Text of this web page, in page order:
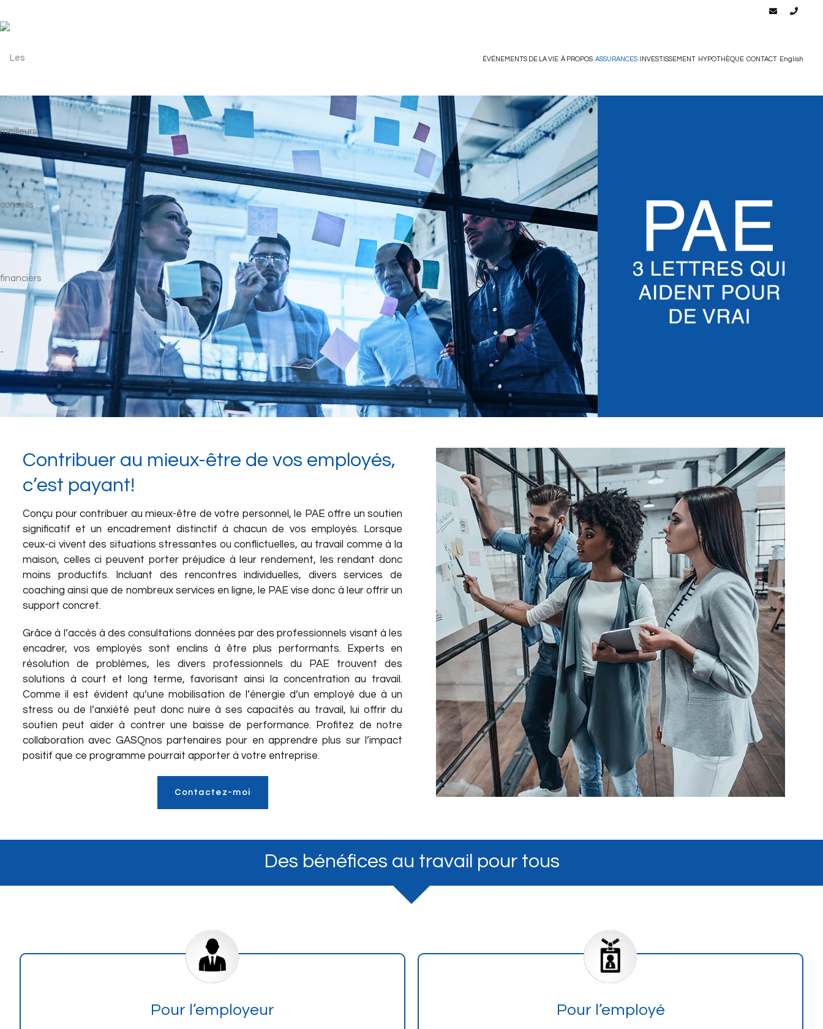
ÉVÉNEMENTS DE LA VIE À PROPOS ASSURANCES INVESTISSEMENT HYPOTHÈQUE CONTACT English
Contribuer au mieux-être de vos employés,
c’est payant!
Conçu pour contribuer au mieux-être de votre personnel, le PAE offre un soutien
significatif et un encadrement distinctif à chacun de vos employés. Lorsque
ceux-ci vivent des situations stressantes ou conflictuelles, au travail comme à la
maison, celles ci peuvent porter préjudice à leur rendement, les rendant donc
moins productifs. Incluant des rencontres individuelles, divers services de
coaching ainsi que de nombreux services en ligne, le PAE vise donc à leur offrir un
support concret.
Grâce à l’accès à des consultations données par des professionnels visant à les
encadrer, vos employés sont enclins à être plus performants. Experts en
résolution de problèmes, les divers professionnels du PAE trouvent des
solutions à court et long terme, favorisant ainsi la concentration au travail.
Comme il est évident qu’une mobilisation de l’énergie d’un employé due à un
stress ou de l’anxiété peut donc nuire à ses capacités au travail, lui offrir du
soutien peut aider à contrer une baisse de performance. Profitez de notre
collaboration avec GASQnos partenaires pour en apprendre plus sur l’impact
positif que ce programme pourrait apporter à votre entreprise.
Contactez-moi
Des bénéfices au travail pour tous
Pour l’employeur Pour l’employé